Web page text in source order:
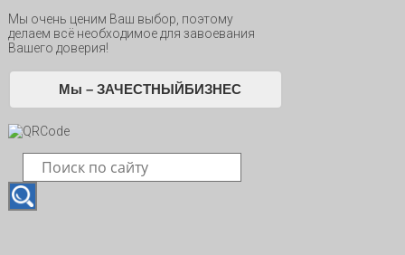
Мы очень ценим Ваш выбор, поэтому
делаем всё необходимое для завоевания
Вашего доверия!
Мы – ЗАЧЕСТНЫЙБИЗНЕС